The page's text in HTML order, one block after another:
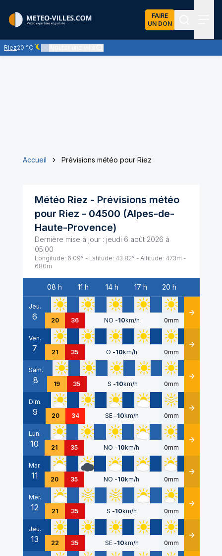
FAIRE
UN DON
Riez20 °C
Ciel dégagé - quasiment pas de nuages
Accueil Prévisions météo pour Riez
Météo Riez - Prévisions météo
pour Riez - 04500 (Alpes-de-
Haute-Provence)
Dernière mise à jour : jeudi 6 août 2026 à
05:00
Longitude: 6.09° - Latitude: 43.82° - Altitude: 473m -
680m
Date
08 h 11 h 14 h 17 h 20 h
Jeu.
6 20 36 NO -10km/h 0mm Détails
Ven.
7 21 35 O -10km/h 0mm Détails
Sam.
8 19 35 S -10km/h 0mm Détails
Dim.
9 20 34 SE -10km/h 0mm Détails
Lun.
10 21 35 NO -10km/h 0mm Détails
Mar.
11 20 35 NO -10km/h 0mm Détails
Mer.
12 21 35 S -10km/h 0mm Détails
Jeu.
13 22 35 SE -10km/h 0mm Détails